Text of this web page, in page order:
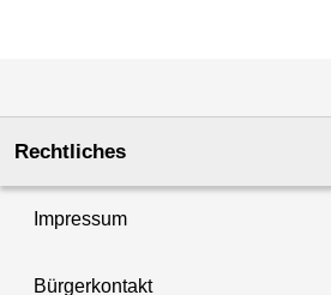
Rechtliches
Impressum
Bürgerkontakt